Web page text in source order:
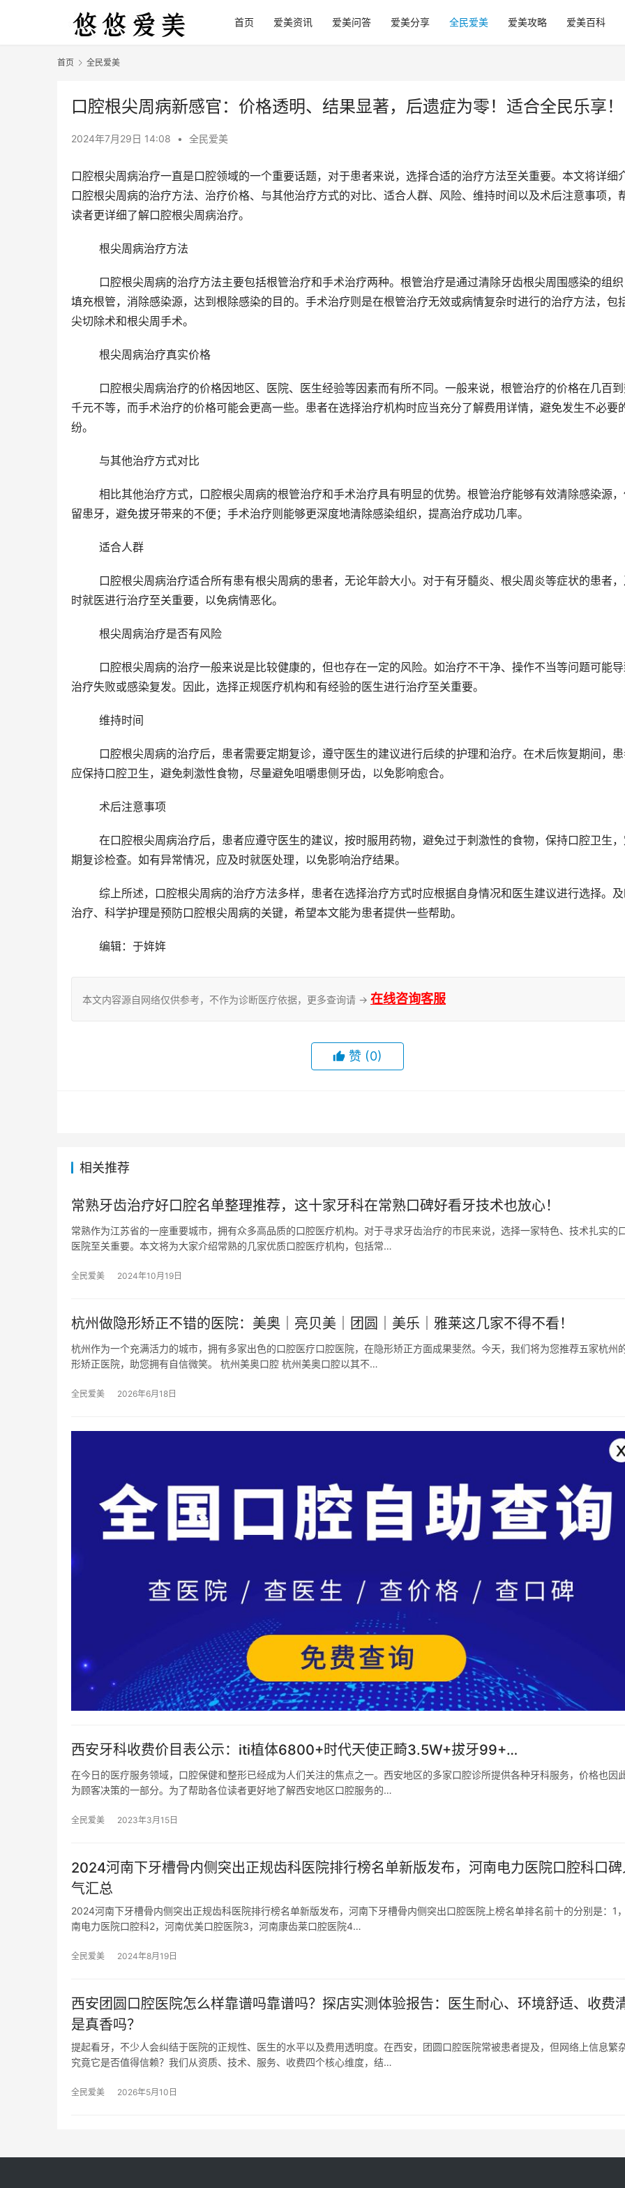
首页 爱美资讯 爱美问答 爱美分享 全民爱美 爱美攻略 爱美百科
首页 全民爱美
口腔根尖周病新感官：价格透明、结果显著，后遗症为零！适合全民乐享！
2024年7月29日 14:08 • 全民爱美
口腔根尖周病治疗一直是口腔领域的一个重要话题，对于患者来说，选择合适的治疗方法至关重要。本文将详细
口腔根尖周病的治疗方法、治疗价格、与其他治疗方式的对比、适合人群、风险、维持时间以及术后注意事项，
读者更详细了解口腔根尖周病治疗。
	根尖周病治疗方法
填充根管，消除感染源，达到根除感染的目的。手术治疗则是在根管治疗无效或病情复杂时进行的治疗方法，包
尖切除术和根尖周手术。
	根尖周病治疗真实价格
千元不等，而手术治疗的价格可能会更高一些。患者在选择治疗机构时应当充分了解费用详情，避免发生不必要
纷。
	与其他治疗方式对比
留患牙，避免拔牙带来的不便；手术治疗则能够更深度地清除感染组织，提高治疗成功几率。
	适合人群
时就医进行治疗至关重要，以免病情恶化。
	根尖周病治疗是否有风险
治疗失败或感染复发。因此，选择正规医疗机构和有经验的医生进行治疗至关重要。
	维持时间
应保持口腔卫生，避免刺激性食物，尽量避免咀嚼患侧牙齿，以免影响愈合。
	术后注意事项
期复诊检查。如有异常情况，应及时就医处理，以免影响治疗结果。
治疗、科学护理是预防口腔根尖周病的关键，希望本文能为患者提供一些帮助。
	编辑：于姩姩
本文内容源自网络仅供参考，不作为诊断医疗依据，更多查询请 → 在线咨询客服
赞 (0)
相关推荐
常熟牙齿治疗好口腔名单整理推荐，这十家牙科在常熟口碑好看牙技术也放心！
常熟作为江苏省的一座重要城市，拥有众多高品质的口腔医疗机构。对于寻求牙齿治疗的市民来说，选择一家特色、技术扎实的
医院至关重要。本文将为大家介绍常熟的几家优质口腔医疗机构，包括常…
全民爱美 2024年10月19日
杭州做隐形矫正不错的医院：美奥｜亮贝美｜团圆｜美乐｜雅莱这几家不得不看！
杭州作为一个充满活力的城市，拥有多家出色的口腔医疗口腔医院，在隐形矫正方面成果斐然。今天，我们将为您推荐五家杭州
形矫正医院，助您拥有自信微笑。 杭州美奥口腔 杭州美奥口腔以其不…
全民爱美 2026年6月18日
西安牙科收费价目表公示：iti植体6800+时代天使正畸3.5W+拔牙99+…
在今日的医疗服务领域，口腔保健和整形已经成为人们关注的焦点之一。西安地区的多家口腔诊所提供各种牙科服务，价格也因
为顾客决策的一部分。为了帮助各位读者更好地了解西安地区口腔服务的…
全民爱美 2023年3月15日
2024河南下牙槽骨内侧突出正规齿科医院排行榜名单新版发布，河南电力医院口腔科口
气汇总
2024河南下牙槽骨内侧突出正规齿科医院排行榜名单新版发布，河南下牙槽骨内侧突出口腔医院上榜名单排名前十的分别是：1
南电力医院口腔科2，河南优美口腔医院3，河南康齿莱口腔医院4…
全民爱美 2024年8月19日
西安团圆口腔医院怎么样靠谱吗靠谱吗？探店实测体验报告：医生耐心、环境舒适、收费
是真香吗？
提起看牙，不少人会纠结于医院的正规性、医生的水平以及费用透明度。在西安，团圆口腔医院常被患者提及，但网络上信息繁
究竟它是否值得信赖？我们从资质、技术、服务、收费四个核心维度，结…
全民爱美 2026年5月10日